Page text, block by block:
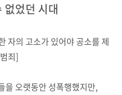
없었던 시대
자의 고소가 있어야 공소를 제
죄]
을 오랫동안 성폭행했지만,